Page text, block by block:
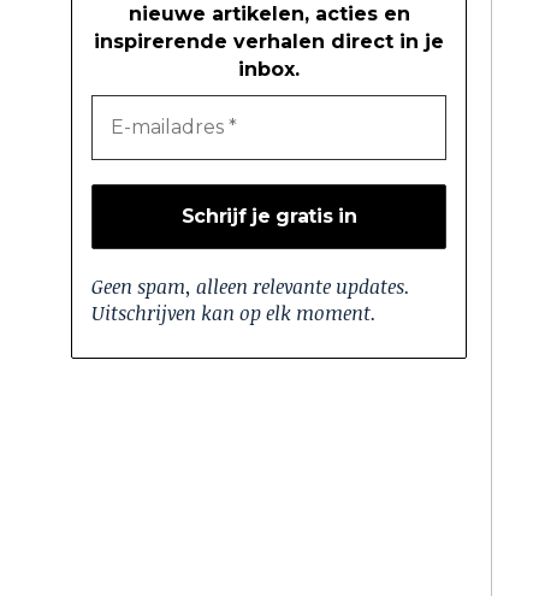
nieuwe artikelen, acties en
inspirerende verhalen direct in je
inbox.
Geen spam, alleen relevante updates.
Uitschrijven kan op elk moment.